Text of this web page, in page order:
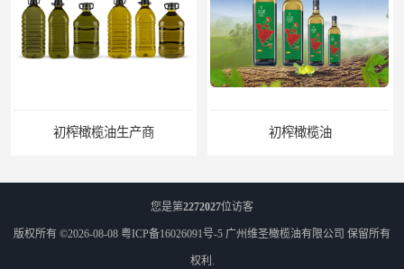
初榨橄榄油生产商 初榨橄榄油
您是第2272027位访客
版权所有 ©2026-08-08 粤ICP备16026091号-5 广州维圣橄榄油有限公司 保留所有
权利.